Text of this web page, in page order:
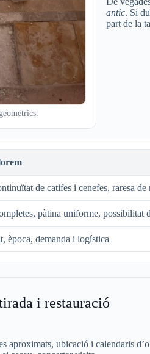
antic. Si
part de la
de catifes i cenefes, raresa de
pàtina uniforme, possibilitat
època, demanda i logística
i restauració
aproximats, ubicació i calendaris